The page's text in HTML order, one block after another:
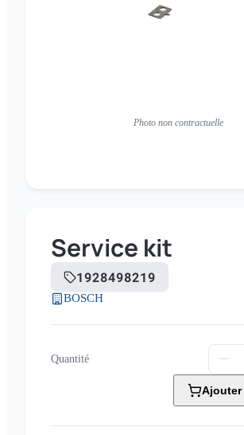
Photo non contractuelle
Service kit
1928498219
BOSCH
Quantité
Ajouter